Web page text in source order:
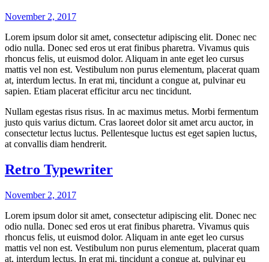
November 2, 2017
Lorem ipsum dolor sit amet, consectetur adipiscing elit. Donec nec
odio nulla. Donec sed eros ut erat finibus pharetra. Vivamus quis
rhoncus felis, ut euismod dolor. Aliquam in ante eget leo cursus
mattis vel non est. Vestibulum non purus elementum, placerat quam
at, interdum lectus. In erat mi, tincidunt a congue at, pulvinar eu
sapien. Etiam placerat efficitur arcu nec tincidunt.
Nullam egestas risus risus. In ac maximus metus. Morbi fermentum
justo quis varius dictum. Cras laoreet dolor sit amet arcu auctor, in
consectetur lectus luctus. Pellentesque luctus est eget sapien luctus,
at convallis diam hendrerit.
Retro Typewriter
November 2, 2017
Lorem ipsum dolor sit amet, consectetur adipiscing elit. Donec nec
odio nulla. Donec sed eros ut erat finibus pharetra. Vivamus quis
rhoncus felis, ut euismod dolor. Aliquam in ante eget leo cursus
mattis vel non est. Vestibulum non purus elementum, placerat quam
at, interdum lectus. In erat mi, tincidunt a congue at, pulvinar eu